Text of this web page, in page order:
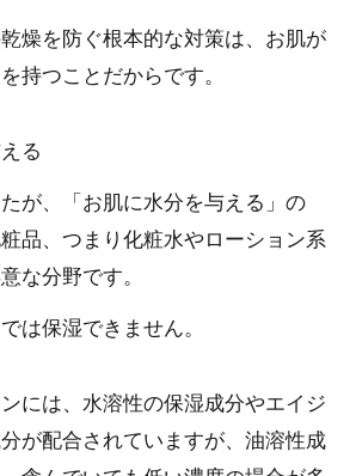
燥を防ぐ根本的な対策は、お肌が
持つことだからです。
る
が、「お肌に水分を与える」の
品、つまり化粧水やローション系
な分野です。
は保湿できません。
には、水溶性の保湿成分やエイジ
が配合されていますが、油溶性成